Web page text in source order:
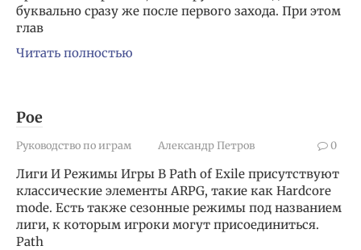
буквально сразу же после первого захода. При этом
глав
Читать полностью
Poe
Руководство по играм Александр Петров 0
Лиги И Режимы Игры В Path of Exile присутствуют
классические элементы ARPG, такие как Hardcore
mode. Есть также сезонные режимы под названием
лиги, к которым игроки могут присоединиться.
Path